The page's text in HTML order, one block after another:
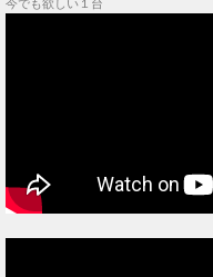
今でも欲しい１台